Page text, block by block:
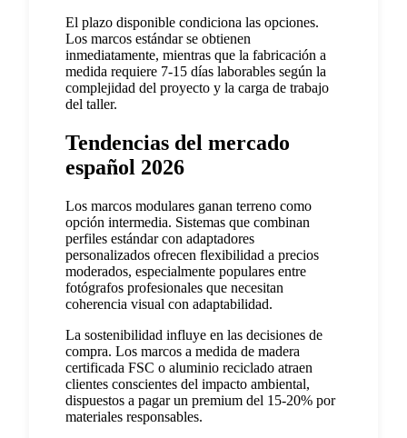
El plazo disponible condiciona las opciones.
Los marcos estándar se obtienen
inmediatamente, mientras que la fabricación a
medida requiere 7-15 días laborables según la
complejidad del proyecto y la carga de trabajo
del taller.
Tendencias del mercado
español 2026
Los marcos modulares ganan terreno como
opción intermedia. Sistemas que combinan
perfiles estándar con adaptadores
personalizados ofrecen flexibilidad a precios
moderados, especialmente populares entre
fotógrafos profesionales que necesitan
coherencia visual con adaptabilidad.
La sostenibilidad influye en las decisiones de
compra. Los marcos a medida de madera
certificada FSC o aluminio reciclado atraen
clientes conscientes del impacto ambiental,
dispuestos a pagar un premium del 15-20% por
materiales responsables.